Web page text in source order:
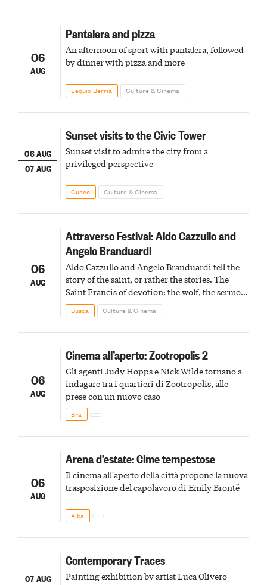
06
AUG
Pantalera and pizza
An afternoon of sport with pantalera, followed
by dinner with pizza and more
Lequio Berria Culture & Cinema
06 AUG
07 AUG
Sunset visits to the Civic Tower
Sunset visit to admire the city from a
privileged perspective
Cuneo Culture & Cinema
06
AUG
Attraverso Festival: Aldo Cazzullo and
Angelo Branduardi
Aldo Cazzullo and Angelo Branduardi tell the
story of the saint, or rather the stories. The
Saint Francis of devotion: the wolf, the sermon
to the birds, the stigmata
Busca Culture & Cinema
06
AUG
Cinema all’aperto: Zootropolis 2
Gli agenti Judy Hopps e Nick Wilde tornano a
indagare tra i quartieri di Zootropolis, alle
prese con un nuovo caso
Bra
06
AUG
Arena d’estate: Cime tempestose
Il cinema all'aperto della città propone la nuova
trasposizione del capolavoro di Emily Brontë
Alba
07 AUG
Contemporary Traces
Painting exhibition by artist Luca Olivero